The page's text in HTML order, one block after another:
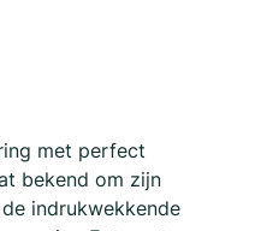
met perfect
bekend om zijn
indrukwekkende